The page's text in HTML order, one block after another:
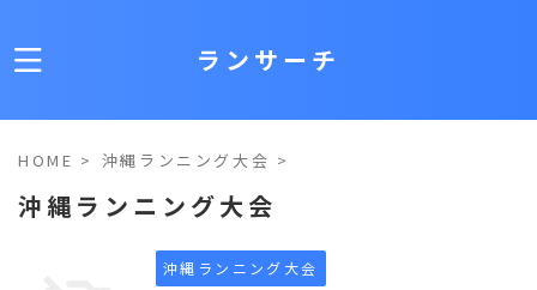
ランサーチ
HOME > 沖縄ランニング大会 >
沖縄ランニング大会
沖縄ランニング大会